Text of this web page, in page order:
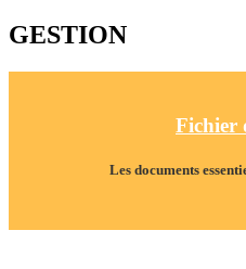
GESTION
Fichier
Les documents